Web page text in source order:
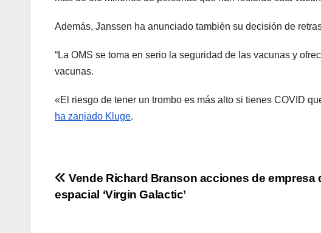
Además, Janssen ha anunciado también su decisión de
“La OMS se toma en serio la seguridad de las vacunas y
vacunas.
«El riesgo de tener un trombo es más alto si tienes COVID
ha zanjado Kluge.
Navegación
de
Vende Richard Branson acciones de empresa
espacial ‘Virgin Galactic’